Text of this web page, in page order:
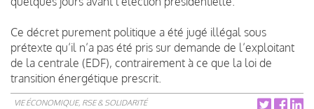
Ce décret purement politique a été jugé illégal sous
prétexte qu’il n’a pas été pris sur demande de l’exploitant
de la centrale (EDF), contrairement à ce que la loi de
transition énergétique prescrit.
VIE ÉCONOMIQUE, RSE & SOLIDARITÉ